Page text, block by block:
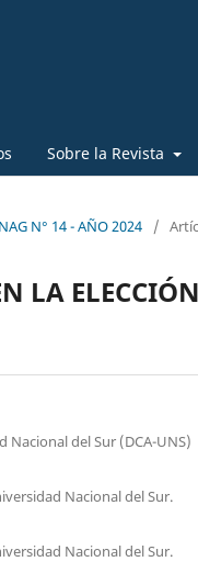
Sobre la Revista
N° 14 - AÑO 2024 /
LA
del Sur (DCA-UNS)
Nacional del Sur.
Nacional del Sur.